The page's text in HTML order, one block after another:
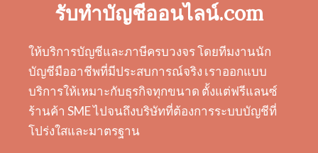
รับทำบัญชีออนไลน์.com
ให้บริการบัญชีและภาษีครบวงจร โดยทีมงานนัก
บัญชีมืออาชีพที่มีประสบการณ์จริง เราออกแบบ
บริการให้เหมาะกับธุรกิจทุกขนาด ตั้งแต่ฟรีแลนซ์
ร้านค้า SME ไปจนถึงบริษัทที่ต้องการระบบบัญชีที่
โปร่งใสและมาตรฐาน